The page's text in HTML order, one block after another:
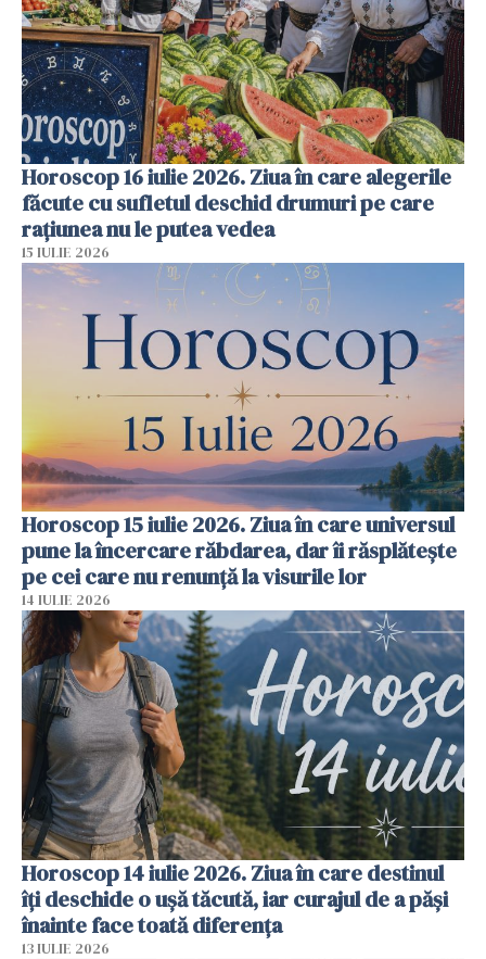
Horoscop 16 iulie 2026. Ziua în care alegerile
făcute cu sufletul deschid drumuri pe care
rațiunea nu le putea vedea
15 IULIE 2026
Horoscop 15 iulie 2026. Ziua în care universul
pune la încercare răbdarea, dar îi răsplătește
pe cei care nu renunță la visurile lor
14 IULIE 2026
Horoscop 14 iulie 2026. Ziua în care destinul
îți deschide o ușă tăcută, iar curajul de a păși
înainte face toată diferența
13 IULIE 2026